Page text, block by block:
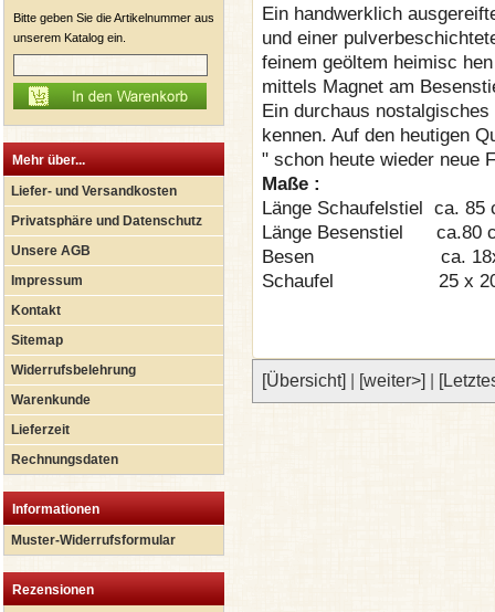
Bitte geben Sie die Artikelnummer aus
unserem Katalog ein.
Mehr über...
Liefer- und Versandkosten
Privatsphäre und Datenschutz
Unsere AGB
Impressum
Kontakt
Sitemap
Widerrufsbelehrung
Warenkunde
Lieferzeit
Rechnungsdaten
Informationen
Muster-Widerrufsformular
Rezensionen
Ein handwerklich
und einer
feinem geöltem heimisc
mittels Magnet am
Ein durchaus
kennen. Auf den heutigen
" schon heute wieder neue
Maße :
Länge Schaufelstiel ca. 85
Länge Besenstiel ca.80
Besen ca.
Schaufel 25 x
[Übersicht] [weiter>]